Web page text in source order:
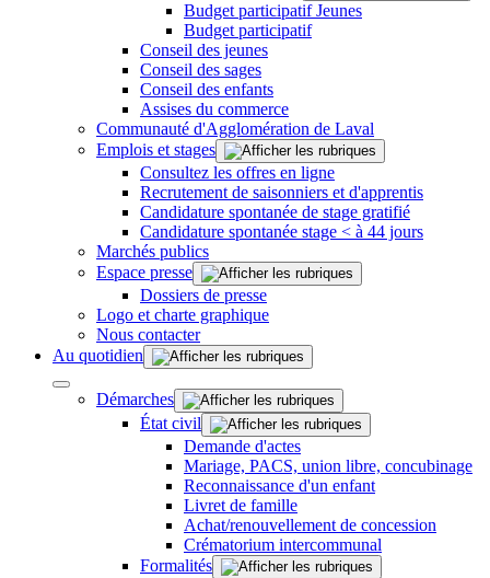
Budget participatif Jeunes
Budget participatif
Conseil des jeunes
Conseil des sages
Conseil des enfants
Assises du commerce
Communauté d'Agglomération de Laval
Emplois et stages
Consultez les offres en ligne
Recrutement de saisonniers et d'apprentis
Candidature spontanée de stage gratifié
Candidature spontanée stage < à 44 jours
Marchés publics
Espace presse
Dossiers de presse
Logo et charte graphique
Nous contacter
Au quotidien
Démarches
État civil
Demande d'actes
Mariage, PACS, union libre, concubinage
Reconnaissance d'un enfant
Livret de famille
Achat/renouvellement de concession
Crématorium intercommunal
Formalités